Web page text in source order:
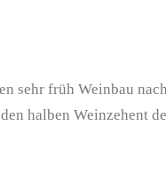
sehr früh Weinbau
halben Weinzehent